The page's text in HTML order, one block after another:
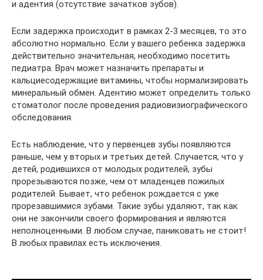
и адентия (отсутствие зачатков зубов).
Если задержка происходит в рамках 2-3 месяцев, то это
абсолютно нормально. Если у вашего ребенка задержка
действительно значительная, необходимо посетить
педиатра. Врач может назначить препараты и
кальциесодержащие витамины, чтобы нормализировать
минеральный обмен. Адентию может определить только
стоматолог после проведения радиовизиографического
обследования.
Есть наблюдение, что у первенцев зубы появляются
раньше, чем у вторых и третьих детей. Случается, что у
детей, родившихся от молодых родителей, зубы
прорезываются позже, чем от младенцев пожилых
родителей. Бывает, что ребенок рождается с уже
прорезавшимися зубами. Такие зубы удаляют, так как
они не закончили своего формирования и являются
неполноценными. В любом случае, паниковать не стоит!
В любых правилах есть исключения.